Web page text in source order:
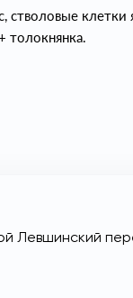
стволовые клетки
толокнянка.
Левшинский